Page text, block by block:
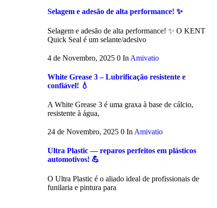
Selagem e adesão de alta performance! ✨
Selagem e adesão de alta performance! ✨ O KENT
Quick Seal é um selante/adesivo
4 de Novembro, 2025 0 In Amivatio
White Grease 3 – Lubrificação resistente e
confiável! 💧
A White Grease 3 é uma graxa à base de cálcio,
resistente à água,
24 de Novembro, 2025 0 In Amivatio
Ultra Plastic — reparos perfeitos em plásticos
automotivos! 💪
O Ultra Plastic é o aliado ideal de profissionais de
funilaria e pintura para